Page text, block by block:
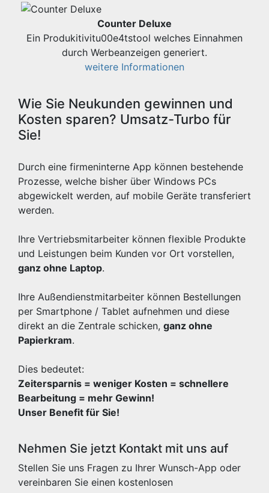
Counter Deluxe
Ein Produkitivitu00e4tstool welches Einnahmen
durch Werbeanzeigen generiert.
weitere Informationen
Wie Sie Neukunden gewinnen und
Kosten sparen? Umsatz-Turbo für
Sie!
Durch eine firmeninterne App können bestehende
Prozesse, welche bisher über Windows PCs
abgewickelt werden, auf mobile Geräte transferiert
werden.
Ihre Vertriebsmitarbeiter können flexible Produkte
und Leistungen beim Kunden vor Ort vorstellen,
ganz ohne Laptop.
Ihre Außendienstmitarbeiter können Bestellungen
per Smartphone / Tablet aufnehmen und diese
direkt an die Zentrale schicken, ganz ohne
Papierkram.
Dies bedeutet:
Zeitersparnis = weniger Kosten = schnellere
Bearbeitung = mehr Gewinn!
Unser Benefit für Sie!
Nehmen Sie jetzt Kontakt mit uns auf
Stellen Sie uns Fragen zu Ihrer Wunsch-App oder
vereinbaren Sie einen kostenlosen